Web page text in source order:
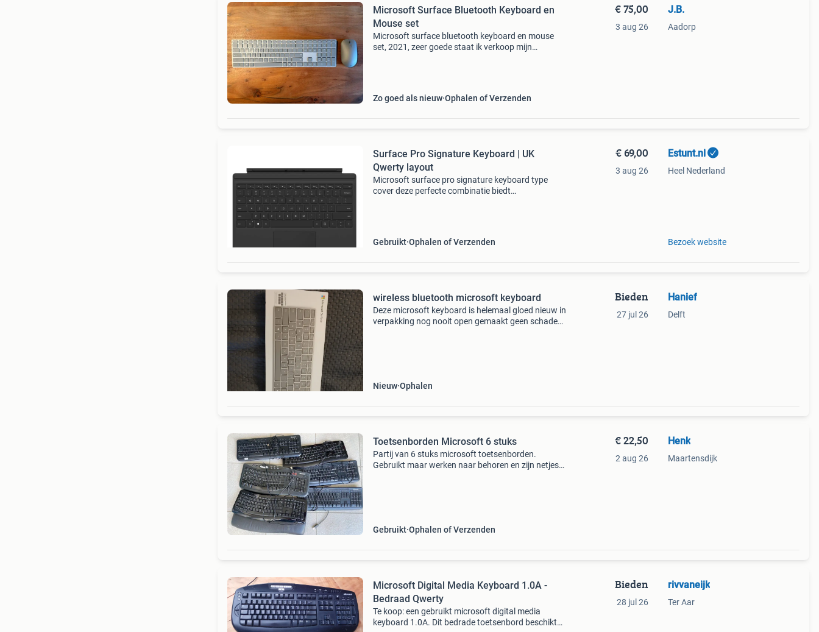
Microsoft Surface Bluetooth Keyboard en
Mouse set
Microsoft surface bluetooth keyboard en mouse
set, 2021, zeer goede staat ik verkoop mijn
Zo goed als nieuw Ophalen of Verzenden
€ 75,00
3 aug 26
J.B.
Aadorp
Surface Pro Signature Keyboard | UK
Qwerty layout
Microsoft surface pro signature keyboard type
cover deze perfecte combinatie biedt
Gebruikt Ophalen of Verzenden
€ 69,00
3 aug 26
Estunt.nl
Heel Nederland
Bezoek website
wireless bluetooth microsoft keyboard
Deze microsoft keyboard is helemaal gloed nieuw in
verpakking nog nooit open gemaakt geen schade
Nieuw Ophalen
Bieden
27 jul 26
Hanief
Delft
Toetsenborden Microsoft 6 stuks
Partij van 6 stuks microsoft toetsenborden.
Gebruikt maar werken naar behoren en zijn netjes
Gebruikt Ophalen of Verzenden
€ 22,50
2 aug 26
Henk
Maartensdijk
Microsoft Digital Media Keyboard 1.0A -
Bedraad Qwerty
Te koop: een gebruikt microsoft digital media
keyboard 1.0A. Dit bedrade toetsenbord beschikt
Bieden
28 jul 26
rivvaneijk
Ter Aar